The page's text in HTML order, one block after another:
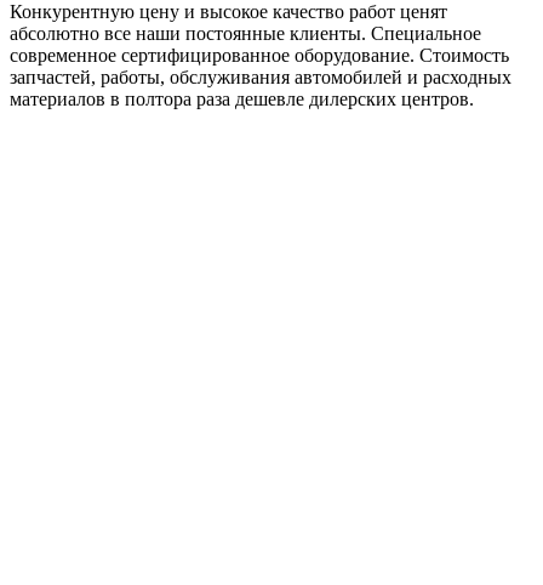
Конкурентную цену и высокое качество работ ценят
абсолютно все наши постоянные клиенты. Специальное
современное сертифицированное оборудование. Стоимость
запчастей, работы, обслуживания автомобилей и расходных
материалов в полтора раза дешевле дилерских центров.